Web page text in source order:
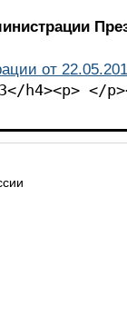
от
h4><p> </